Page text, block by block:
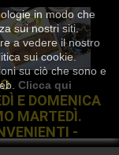
in modo che
sui nostri siti.
a vedere il nostro
sui cookie.
su ciò che sono e
Clicca qui
E DOMENICA
MARTEDÌ.
-